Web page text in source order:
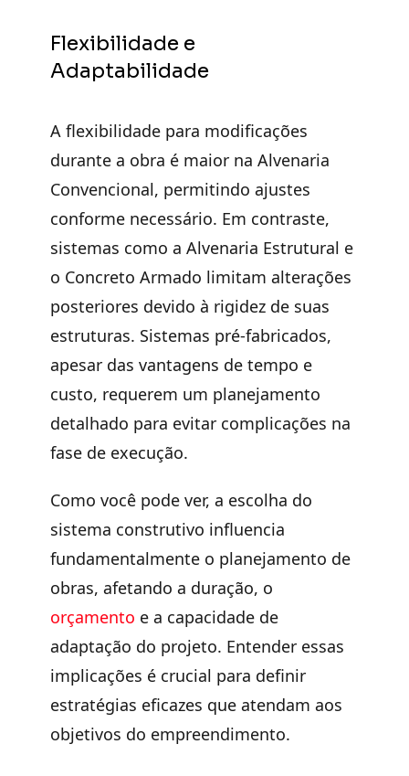
Flexibilidade e
Adaptabilidade
A flexibilidade para modificações
durante a obra é maior na Alvenaria
Convencional, permitindo ajustes
conforme necessário. Em contraste,
sistemas como a Alvenaria Estrutural e
o Concreto Armado limitam alterações
posteriores devido à rigidez de suas
estruturas. Sistemas pré-fabricados,
apesar das vantagens de tempo e
custo, requerem um planejamento
detalhado para evitar complicações na
fase de execução.
Como você pode ver, a escolha do
sistema construtivo influencia
fundamentalmente o planejamento de
obras, afetando a duração, o
orçamento e a capacidade de
adaptação do projeto. Entender essas
implicações é crucial para definir
estratégias eficazes que atendam aos
objetivos do empreendimento.